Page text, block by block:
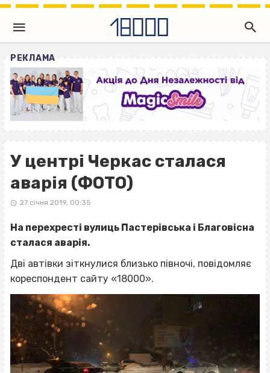
РЕКЛАМА
У центрі Черкас сталася
аварія (ФОТО)
27 січня 2019, 00:35
На перехресті вулиць Пастерівська і Благовісна
сталася аварія.
Дві автівки зіткнулися близько півночі, повідомляє
кореспондент сайту «18000».